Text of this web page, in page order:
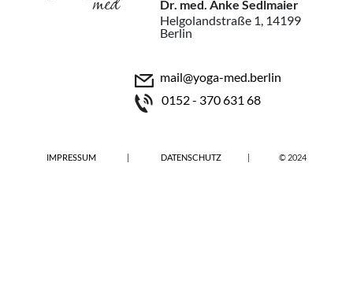
Dr. med. Anke Sedlmaier
Helgolandstraße 1, 14199
Berlin
mail@yoga-med.berlin
0152 - 370 631 68
IMPRESSUM DATENSCHUTZ © 2024